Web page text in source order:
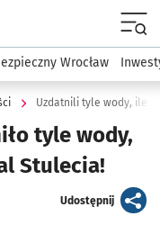
Dla mieszkańca
Wrocław
Uzdatnili tyle wody, ile
tyle wody,
Stulecia!
Udostępnijartykuł